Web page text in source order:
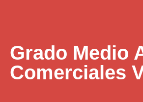
Grado Medio
Comerciales